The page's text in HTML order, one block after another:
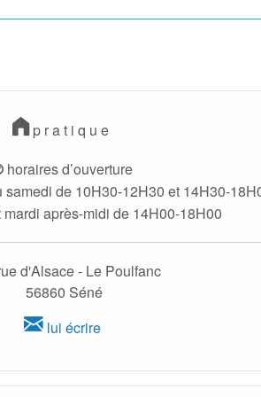
pratique
horaires d’ouverture
samedi de 10H30-12H30 et 14H30-
après-midi de 14H00-18H00
d'Alsace - Le Poulfanc
56860 Séné
lui écrire